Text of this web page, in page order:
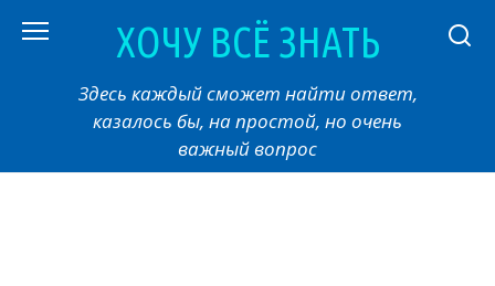
ХОЧУ ВСЁ ЗНАТЬ
Здесь каждый сможет найти ответ,
казалось бы, на простой, но очень
важный вопрос